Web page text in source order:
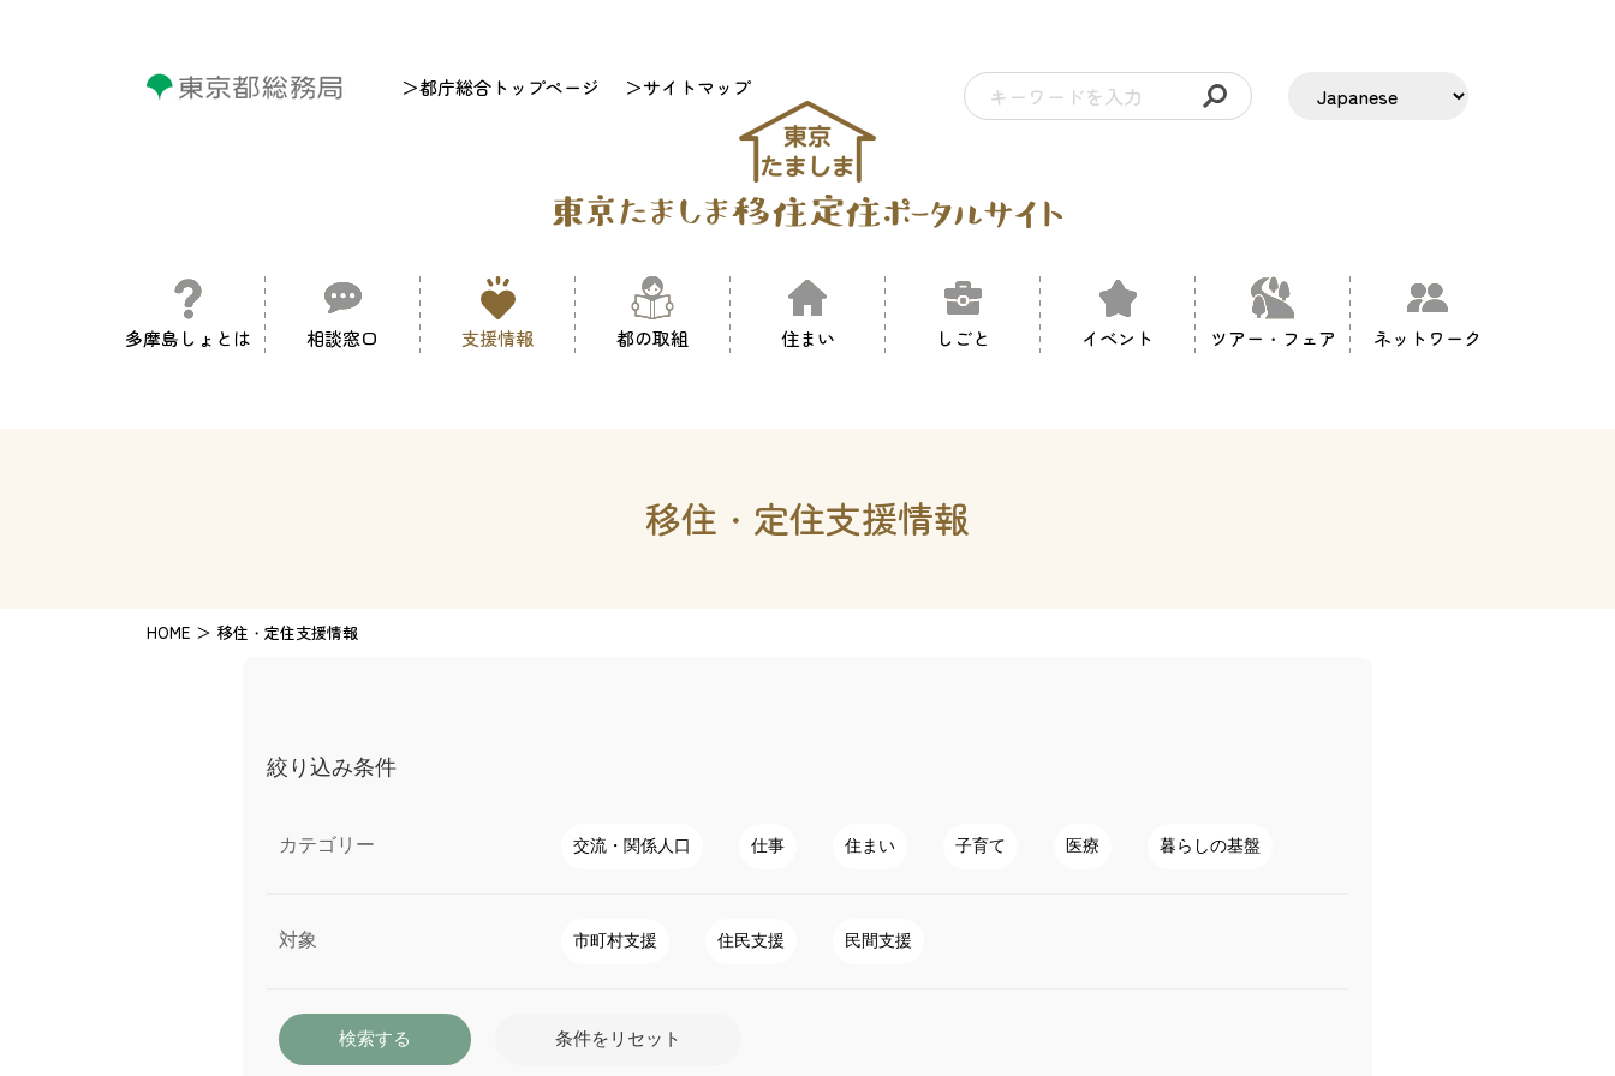
＞都庁総合トップページ ＞サイトマップ
多摩島しょとは 相談窓口 支援情報 都の取組 住まい しごと イベント ツアー・フェア ネットワーク
移住・定住支援情報
HOME 移住・定住支援情報
絞り込み条件
カテゴリー 交流・関係人口 仕事 住まい 子育て 医療 暮らしの基盤
対象 市町村支援 住民支援 民間支援
検索する 条件をリセット